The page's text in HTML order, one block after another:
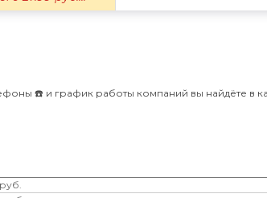
☎️ и график работы компаний вы найдёте в